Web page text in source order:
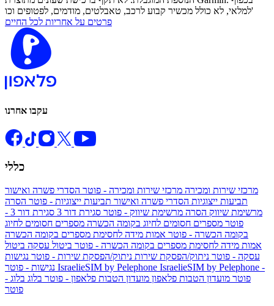
למלאי, לא כולל מכשיר קבוע לרכב, טאבלטים, מודמים, לפטופים וכו'
פרטים על אחריות לכל החיים
עקבו אחרנו
כללי
מרכזי שירות ומכירה מרכזי שירות ומכירה - פוטר הסדרי פשרה ואישור
תביעות ייצוגיות הסדרי פשרה ואישור תביעות ייצוגיות - פוטר הסרה
מרשימת שיווק הסרה מרשימת שיווק - פוטר סגירת דור 3
סגירת דור 3 -
פוטר מספרים חסומים לחיוג בקומה הכשרה מספרים חסומים לחיוג
בקומה הכשרה - פוטר אמות מידה לחסימת מספרים בקומה הכשרה
אמות מידה לחסימת מספרים בקומה הכשרה - פוטר ביטול עסקה ביטול
עסקה - פוטר ניתוק/הפסקת שירות ניתוק/הפסקת שירות - פוטר נגישות
IsraelieSIM by Pelephone IsraelieSIM by Pelephone -
פוטר מועדון הטבות פלאפון מועדון הטבות פלאפון - פוטר בלוג בלוג -
פוטר